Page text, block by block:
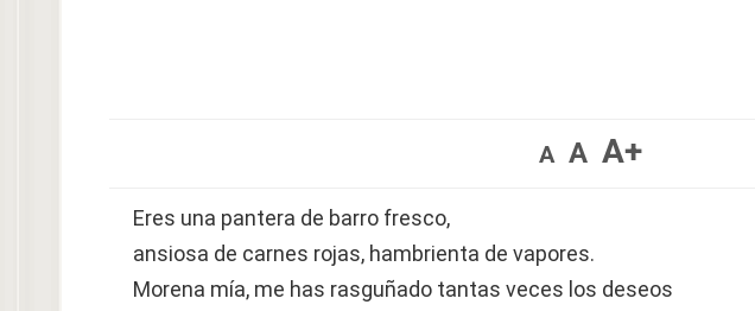
A A A+
Eres una pantera de barro fresco,
ansiosa de carnes rojas, hambrienta de vapores.
Morena mía, me has rasguñado tantas veces los deseos